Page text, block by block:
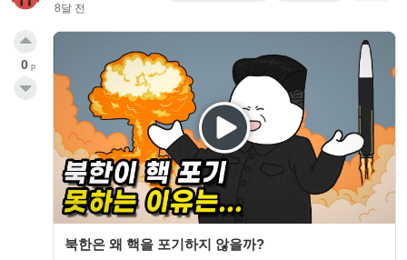
8달 전
북한은 왜 핵을 포기하지 않을까?
0 p